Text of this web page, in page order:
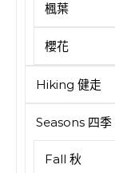
楓葉
櫻花
Hiking 健走
Seasons 四季
Fall 秋